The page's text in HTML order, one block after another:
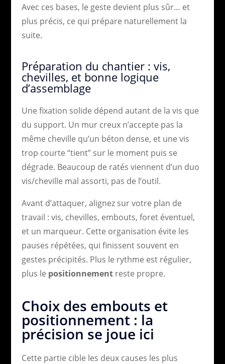
Avec ces bases, le geste devient plus sûr… et
plus précis, ce qui prépare naturellement la
suite.
Préparation du chantier : vis,
chevilles, et bonne logique
d’assemblage
Une fixation solide dépend autant de la vis que
du support. Un mur creux n’accepte pas la
même cheville qu’un béton dense, et une vis
trop courte “tient” sur le moment puis se
dégrade. Beaucoup de ratés viennent d’un duo
vis/cheville mal assorti, pas de l’outil.
Avant d’attaquer, alignez sur votre plan de
travail : vis, chevilles, embouts, foret éventuel,
et un marqueur. Cette organisation évite les
pauses répétées, qui finissent souvent en
gestes précipités. Plus le rythme est régulier,
plus le positionnementreste propre.
Choix des embouts et
positionnement : la
précision se joue ici
Cette partie cible les deux causes les plus